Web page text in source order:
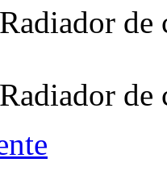
Radiador
Radiador